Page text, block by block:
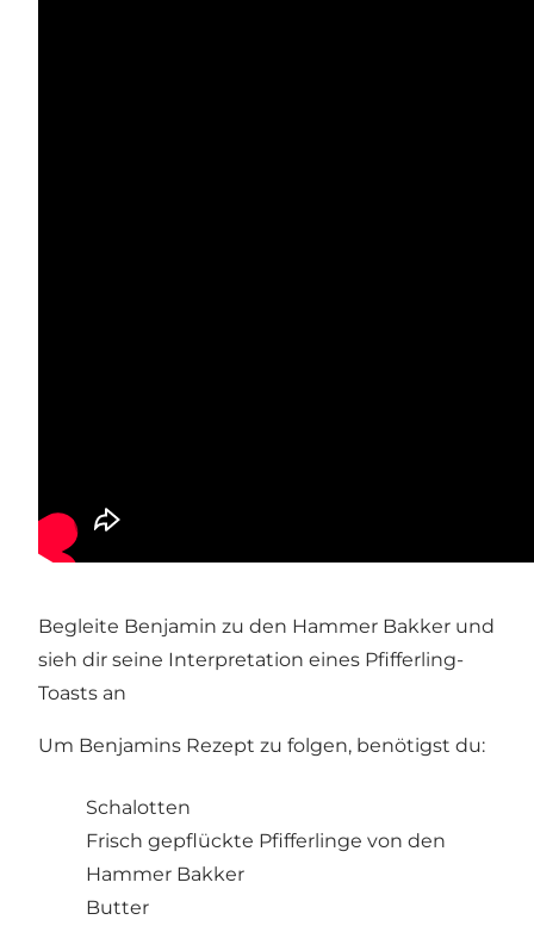
Begleite Benjamin zu den Hammer Bakker und
sieh dir seine Interpretation eines Pfifferling-
Toasts an
Um Benjamins Rezept zu folgen, benötigst du:
Schalotten
Frisch gepflückte Pfifferlinge von den
Hammer Bakker
Butter